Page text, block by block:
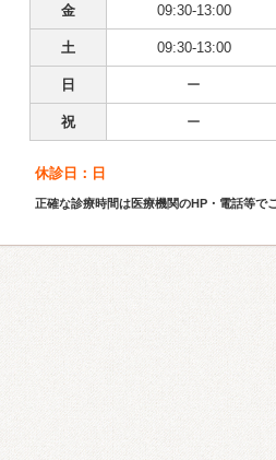
金 09:30-13:00
土 09:30-13:00
日 ー
祝 ー
休診日：日
正確な診療時間は医療機関のHP・電話等で